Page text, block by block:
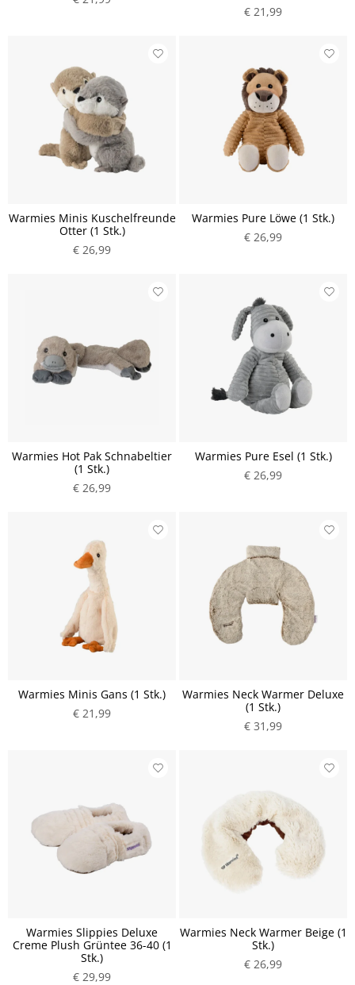
€ 21,99
Warmies Minis Kuschelfreunde
Otter (1 Stk.)
€ 26,99
Warmies Pure Löwe (1 Stk.)
€ 26,99
Warmies Hot Pak Schnabeltier
(1 Stk.)
€ 26,99
Warmies Pure Esel (1 Stk.)
€ 26,99
Warmies Minis Gans (1 Stk.)
€ 21,99
Warmies Neck Warmer Deluxe
(1 Stk.)
€ 31,99
Warmies Slippies Deluxe
Creme Plush Grüntee 36-40 (1
Stk.)
€ 29,99
Warmies Neck Warmer Beige (1
Stk.)
€ 26,99